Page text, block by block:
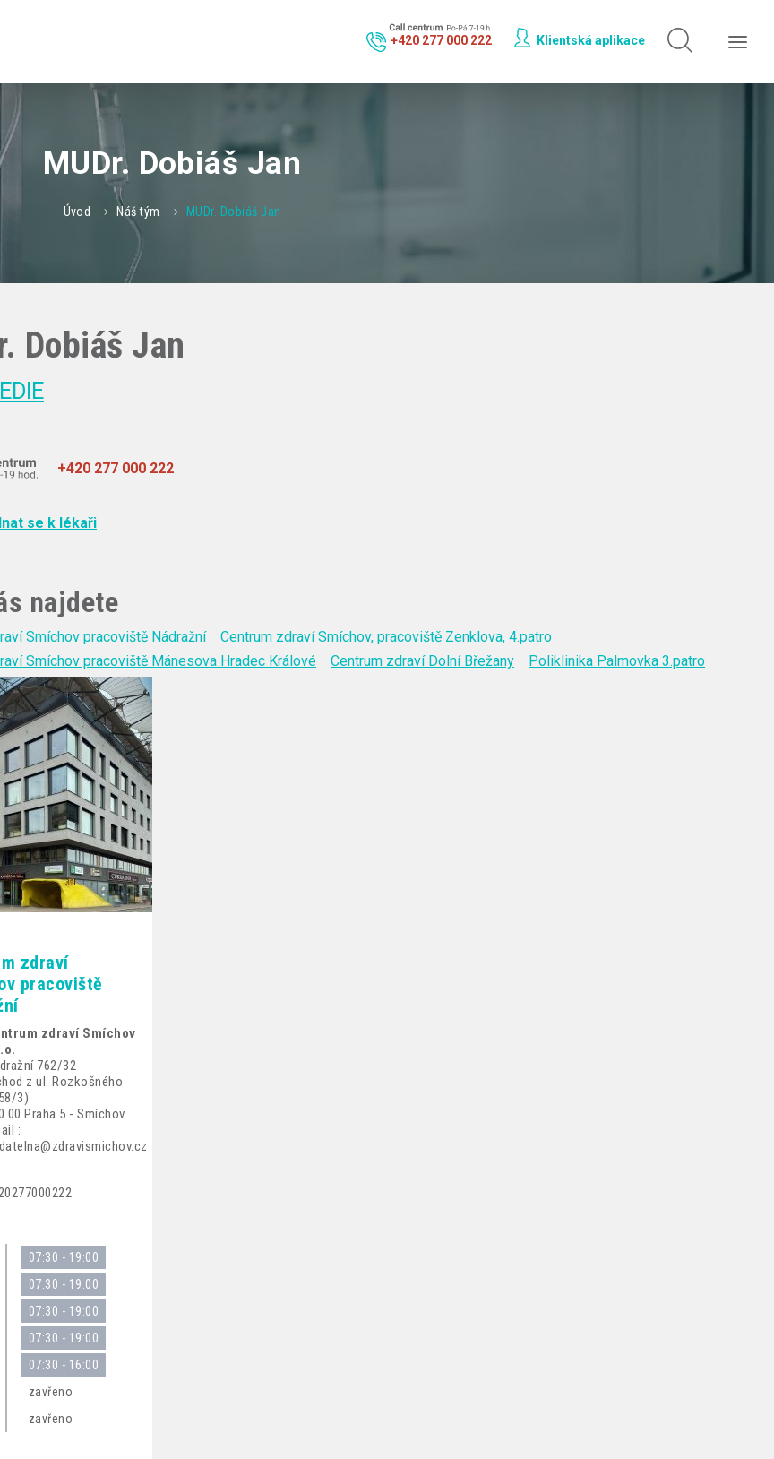
+420 277 000 222 Klientská aplikace
Hledat jen v
Hledat jen vodbornostech
MUDr. Dobiáš Jan
Úvod Náš tým MUDr. Dobiáš Jan
Dobiáš Jan
+420 277 000 222
se k lékaři
najdete
Smíchov pracoviště Nádražní
Centrum zdraví Smíchov, pracoviště Zenklova, 4.patro
Smíchov pracoviště Mánesova Hradec Králové
Centrum zdraví Dolní Břežany Poliklinika Palmovka 3.patro
zdraví
pracoviště
zdraví Smíchov
762/32
z ul. Rozkošného
3)
00 Praha 5 - Smíchov
:
07:30 - 19:00
07:30 - 19:00
07:30 - 19:00
07:30 - 19:00
07:30 - 16:00
zavřeno
zavřeno